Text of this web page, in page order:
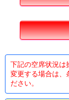
下記の空席状況は
変更する場合は、
ださい。